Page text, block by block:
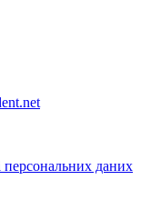
персональних даних